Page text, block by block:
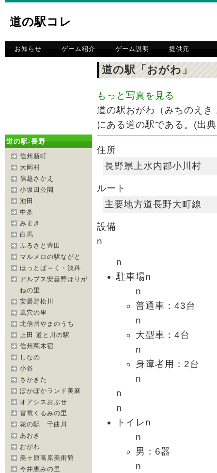
道の駅コレ
お知らせ ゲーム紹介 ゲーム説明 提供元
道の駅-長野
信州新町
大岡村
信越さかえ
小坂田公園
池田
中条
みまき
白馬
ふるさと豊田
マルメロの駅ながと
ほっとぱ～く・浅科
アルプス安曇野ほりが
ねの里
安曇野松川
風穴の里
北信州やまのうち
上田 道と川の駅
信州蔦木宿
しなの
小谷
さかきた
ぽかぽかランド美麻
オアシスおぶせ
雷電くるみの里
花の駅 千曲川
あおき
おがわ
美ヶ原高原美術館
今井恵みの里
道の駅「おがわ」
もっと写真を見る
道の駅おがわ（みちのえ
にある道の駅である。(出
住所
長野県上水内郡小川村
ルート
主要地方道長野大町線
設備
n
n
駐車場n
n
普通車：43台
n
大型車：4台
n
身障者用：2台
n
n
n
トイレn
n
男：6器
n